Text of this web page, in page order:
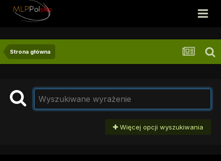
Strona główna
Więcej opcji wyszukiwania